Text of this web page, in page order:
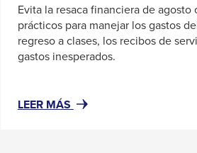
Evita la resaca financiera de agosto
prácticos para manejar los gastos
regreso a clases, los recibos de
gastos inesperados.
LEER MÁS #RESOURCENOTFOUND: